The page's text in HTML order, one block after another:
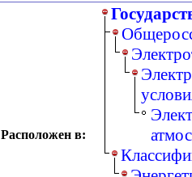
Расположен в: